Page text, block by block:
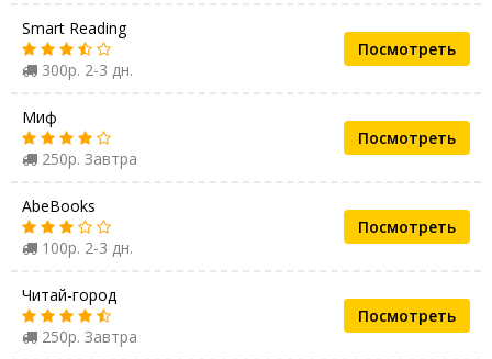
Smart Reading
300р. 2-3 дн.
Посмотреть
Миф
250р. Завтра
Посмотреть
AbeBooks
100р. 2-3 дн.
Посмотреть
Читай-город
250р. Завтра
Посмотреть